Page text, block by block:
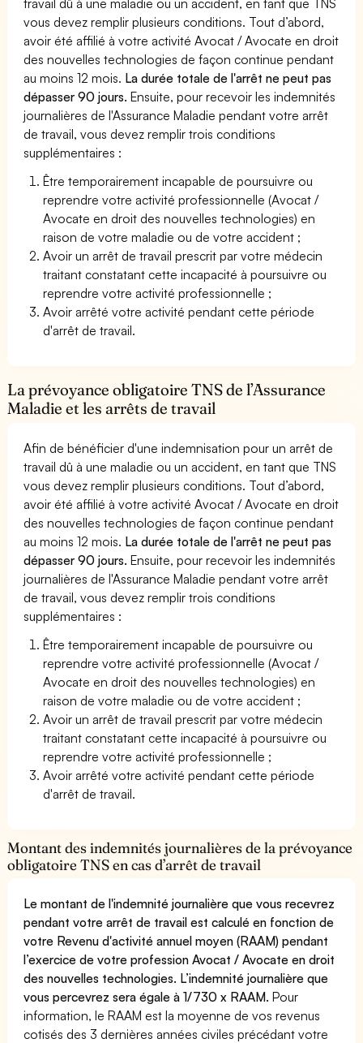
vous devez remplir plusieurs conditions. Tout d’abord,
avoir été affilié à votre activité Avocat / Avocate en droit
des nouvelles technologies de façon continue pendant
au moins 12 mois. La durée totale de l'arrêt ne peut pas
dépasser 90 jours. Ensuite, pour recevoir les indemnités
journalières de l'Assurance Maladie pendant votre arrêt
de travail, vous devez remplir trois conditions
supplémentaires :
Être temporairement incapable de poursuivre ou
reprendre votre activité professionnelle (Avocat /
Avocate en droit des nouvelles technologies) en
raison de votre maladie ou de votre accident ;
Avoir un arrêt de travail prescrit par votre médecin
traitant constatant cette incapacité à poursuivre ou
reprendre votre activité professionnelle ;
Avoir arrêté votre activité pendant cette période
d'arrêt de travail.
La prévoyance obligatoire TNS de l’Assurance
Maladie et les arrêts de travail
Afin de bénéficier d'une indemnisation pour un arrêt de
travail dû à une maladie ou un accident, en tant que TNS
vous devez remplir plusieurs conditions. Tout d’abord,
avoir été affilié à votre activité Avocat / Avocate en droit
des nouvelles technologies de façon continue pendant
au moins 12 mois. La durée totale de l'arrêt ne peut pas
dépasser 90 jours. Ensuite, pour recevoir les indemnités
journalières de l'Assurance Maladie pendant votre arrêt
de travail, vous devez remplir trois conditions
supplémentaires :
Être temporairement incapable de poursuivre ou
reprendre votre activité professionnelle (Avocat /
Avocate en droit des nouvelles technologies) en
raison de votre maladie ou de votre accident ;
Avoir un arrêt de travail prescrit par votre médecin
traitant constatant cette incapacité à poursuivre ou
reprendre votre activité professionnelle ;
Avoir arrêté votre activité pendant cette période
d'arrêt de travail.
Montant des indemnités journalières de la prévoyance
obligatoire TNS en cas d’arrêt de travail
Le montant de l'indemnité journalière que vous recevrez
pendant votre arrêt de travail est calculé en fonction de
votre Revenu d'activité annuel moyen (RAAM) pendant
l’exercice de votre profession Avocat / Avocate en droit
des nouvelles technologies. L’indemnité journalière que
vous percevrez sera égale à 1/730 x RAAM. Pour
information, le RAAM est la moyenne de vos revenus
cotisés des 3 dernières années civiles précédant votre